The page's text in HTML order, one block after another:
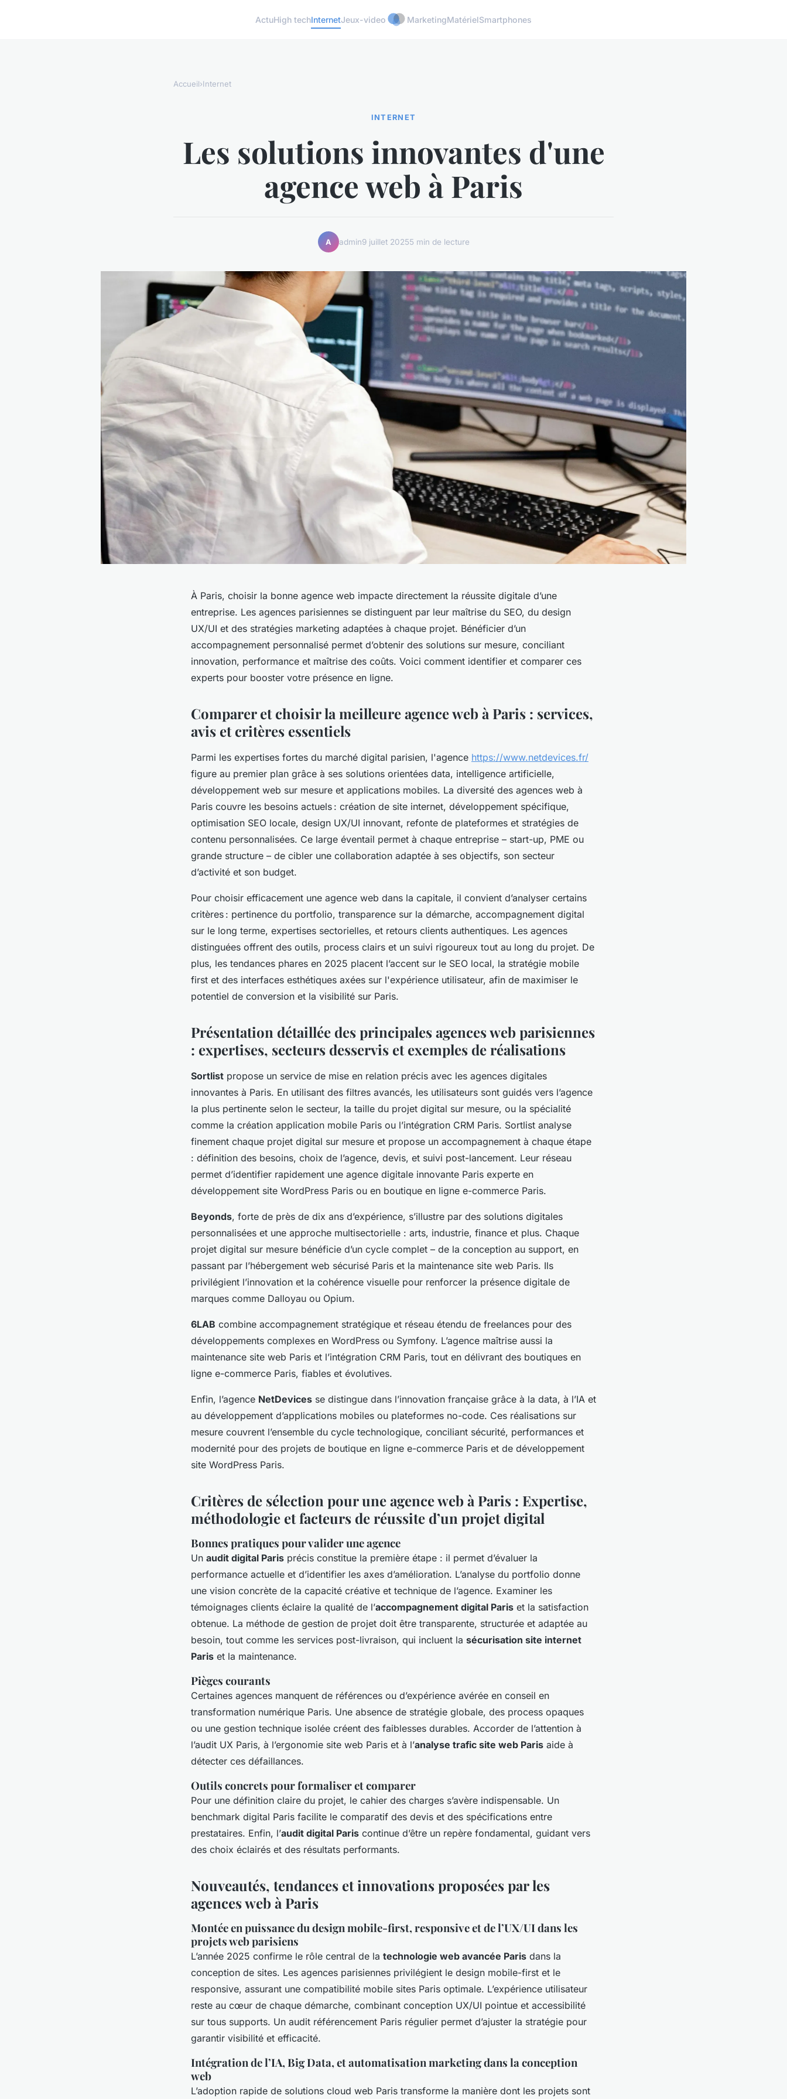
ActuHigh techInternetJeux-video MarketingMatérielSmartphones
Accueil›Internet
INTERNET
Les solutions innovantes d'une
agence web à Paris
A admin9 juillet 20255 min de lecture
À Paris, choisir la bonne agence web impacte directement la réussite digitale d’une
entreprise. Les agences parisiennes se distinguent par leur maîtrise du SEO, du design
UX/UI et des stratégies marketing adaptées à chaque projet. Bénéficier d’un
accompagnement personnalisé permet d’obtenir des solutions sur mesure, conciliant
innovation, performance et maîtrise des coûts. Voici comment identifier et comparer ces
experts pour booster votre présence en ligne.
Comparer et choisir la meilleure agence web à Paris : services,
avis et critères essentiels
Parmi les expertises fortes du marché digital parisien, l'agence https://www.netdevices.fr/
figure au premier plan grâce à ses solutions orientées data, intelligence artificielle,
développement web sur mesure et applications mobiles. La diversité des agences web à
Paris couvre les besoins actuels : création de site internet, développement spécifique,
optimisation SEO locale, design UX/UI innovant, refonte de plateformes et stratégies de
contenu personnalisées. Ce large éventail permet à chaque entreprise – start-up, PME ou
grande structure – de cibler une collaboration adaptée à ses objectifs, son secteur
d’activité et son budget.
Pour choisir efficacement une agence web dans la capitale, il convient d’analyser certains
critères : pertinence du portfolio, transparence sur la démarche, accompagnement digital
sur le long terme, expertises sectorielles, et retours clients authentiques. Les agences
distinguées offrent des outils, process clairs et un suivi rigoureux tout au long du projet. De
plus, les tendances phares en 2025 placent l’accent sur le SEO local, la stratégie mobile
first et des interfaces esthétiques axées sur l'expérience utilisateur, afin de maximiser le
potentiel de conversion et la visibilité sur Paris.
Présentation détaillée des principales agences web parisiennes
: expertises, secteurs desservis et exemples de réalisations
Sortlist propose un service de mise en relation précis avec les agences digitales
innovantes à Paris. En utilisant des filtres avancés, les utilisateurs sont guidés vers l’agence
la plus pertinente selon le secteur, la taille du projet digital sur mesure, ou la spécialité
comme la création application mobile Paris ou l’intégration CRM Paris. Sortlist analyse
finement chaque projet digital sur mesure et propose un accompagnement à chaque étape
: définition des besoins, choix de l’agence, devis, et suivi post-lancement. Leur réseau
permet d’identifier rapidement une agence digitale innovante Paris experte en
développement site WordPress Paris ou en boutique en ligne e-commerce Paris.
Beyonds, forte de près de dix ans d’expérience, s’illustre par des solutions digitales
personnalisées et une approche multisectorielle : arts, industrie, finance et plus. Chaque
projet digital sur mesure bénéficie d’un cycle complet – de la conception au support, en
passant par l’hébergement web sécurisé Paris et la maintenance site web Paris. Ils
privilégient l’innovation et la cohérence visuelle pour renforcer la présence digitale de
marques comme Dalloyau ou Opium.
6LAB combine accompagnement stratégique et réseau étendu de freelances pour des
développements complexes en WordPress ou Symfony. L’agence maîtrise aussi la
maintenance site web Paris et l’intégration CRM Paris, tout en délivrant des boutiques en
ligne e-commerce Paris, fiables et évolutives.
Enfin, l’agence NetDevices se distingue dans l’innovation française grâce à la data, à l’IA et
au développement d’applications mobiles ou plateformes no-code. Ces réalisations sur
mesure couvrent l’ensemble du cycle technologique, conciliant sécurité, performances et
modernité pour des projets de boutique en ligne e-commerce Paris et de développement
site WordPress Paris.
Critères de sélection pour une agence web à Paris : Expertise,
méthodologie et facteurs de réussite d’un projet digital
Bonnes pratiques pour valider une agence
Un audit digital Paris précis constitue la première étape : il permet d’évaluer la
performance actuelle et d’identifier les axes d’amélioration. L’analyse du portfolio donne
une vision concrète de la capacité créative et technique de l’agence. Examiner les
témoignages clients éclaire la qualité de l’accompagnement digital Paris et la satisfaction
obtenue. La méthode de gestion de projet doit être transparente, structurée et adaptée au
besoin, tout comme les services post-livraison, qui incluent la sécurisation site internet
Paris et la maintenance.
Pièges courants
Certaines agences manquent de références ou d’expérience avérée en conseil en
transformation numérique Paris. Une absence de stratégie globale, des process opaques
ou une gestion technique isolée créent des faiblesses durables. Accorder de l’attention à
l’audit UX Paris, à l’ergonomie site web Paris et à l’analyse trafic site web Paris aide à
détecter ces défaillances.
Outils concrets pour formaliser et comparer
Pour une définition claire du projet, le cahier des charges s’avère indispensable. Un
benchmark digital Paris facilite le comparatif des devis et des spécifications entre
prestataires. Enfin, l’audit digital Paris continue d’être un repère fondamental, guidant vers
des choix éclairés et des résultats performants.
Nouveautés, tendances et innovations proposées par les
agences web à Paris
Montée en puissance du design mobile-first, responsive et de l’UX/UI dans les
projets web parisiens
L’année 2025 confirme le rôle central de la technologie web avancée Paris dans la
conception de sites. Les agences parisiennes privilégient le design mobile-first et le
responsive, assurant une compatibilité mobile sites Paris optimale. L’expérience utilisateur
reste au cœur de chaque démarche, combinant conception UX/UI pointue et accessibilité
sur tous supports. Un audit référencement Paris régulier permet d’ajuster la stratégie pour
garantir visibilité et efficacité.
Intégration de l’IA, Big Data, et automatisation marketing dans la conception
web
L’adoption rapide de solutions cloud web Paris transforme la manière dont les projets sont